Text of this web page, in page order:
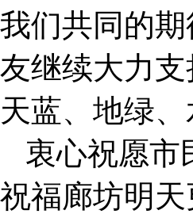
我们共同的
友继续大力
天蓝、地绿
衷心祝愿市
祝福廊坊明天